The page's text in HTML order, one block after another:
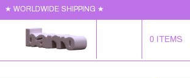
★ WORLDWIDE SHIPPING ★
0 ITEMS